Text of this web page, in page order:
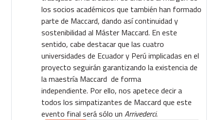
los socios académicos que también han formado
parte de Maccard, dando así continuidad y
sostenibilidad al Máster Maccard. En este
sentido, cabe destacar que las cuatro
universidades de Ecuador y Perú implicadas en el
proyecto seguirán garantizando la existencia de
la maestría Maccard de forma
independiente. Por ello, nos apetece decir a
todos los simpatizantes de Maccard que este
evento final será sólo un Arrivederci.